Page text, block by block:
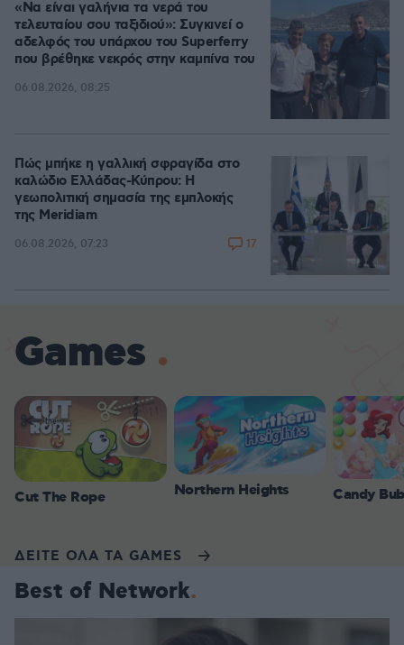
«Να είναι γαλήνια τα νερά του
τελευταίου σου ταξιδιού»: Συγκινεί ο
αδελφός του υπάρχου του Superferry
που βρέθηκε νεκρός στην καμπίνα του
06.08.2026, 08:25
Πώς μπήκε η γαλλική σφραγίδα στο
καλώδιο Ελλάδας-Κύπρου: Η
γεωπολιτική σημασία της εμπλοκής
της Meridiam
06.08.2026, 07:23 17
Games
Cut The Rope Northern Heights Candy
ΔΕΙΤΕ ΟΛΑ ΤΑ GAMES
Best of Network